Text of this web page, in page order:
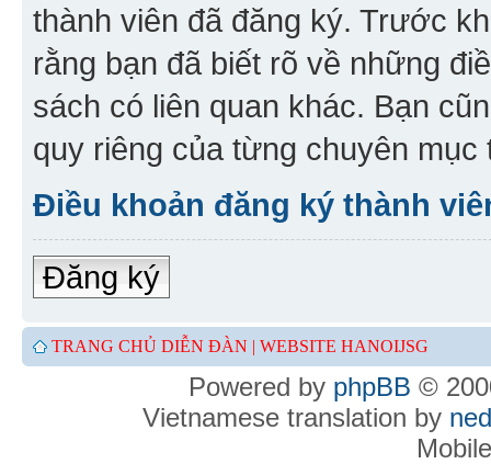
thành viên đã đăng ký. Trước
rằng bạn đã biết rõ về những
sách có liên quan khác. Bạn
quy riêng của từng chuyên mục
Điều khoản đăng ký thành
Đăng ký
TRANG CHỦ DIỄN ĐÀN | WEBSITE HANOIJSG
Powered by phpBB ©
Vietnamese translation by